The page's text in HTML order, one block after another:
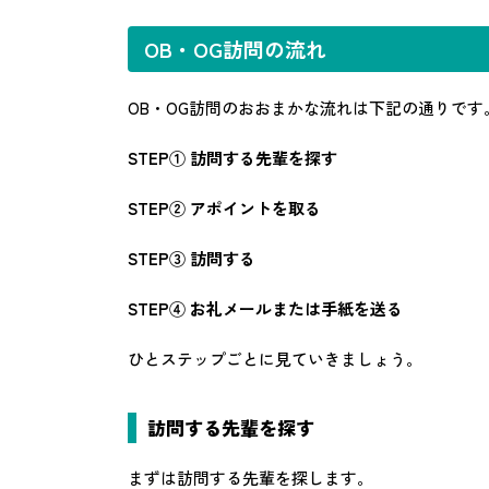
OB・OG訪問の流れ
OB・OG訪問のおおまかな流れは下記の通りです
STEP① 訪問する先輩を探す
STEP② アポイントを取る
STEP③ 訪問する
STEP④ お礼メールまたは手紙を送る
ひとステップごとに見ていきましょう。
訪問する先輩を探す
まずは訪問する先輩を探します。